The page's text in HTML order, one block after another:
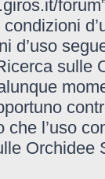
d’uso
sulle
l’uso
Orchidee